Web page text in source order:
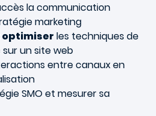
la communication
marketing
optimiser les techniques de
un site web
entre canaux en
SMO et mesurer sa